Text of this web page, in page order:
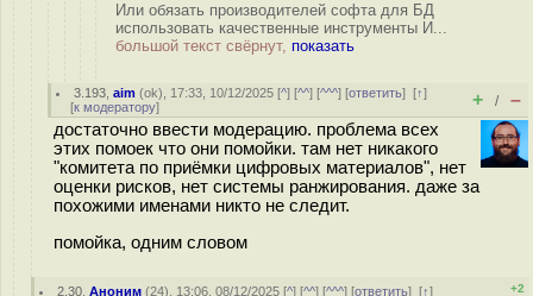
Или обязать производителей софта для БД
использовать качественные инструменты И...
большой текст свёрнут, показать
3.193 ,aim (ok), 17:33, 10/12/2025 [^] [^^] [^^^] [ответить][↑]
[к модератору] + / –
достаточно ввести модерацию. проблема всех
этих помоек что они помойки. там нет никакого
"комитета по приёмки цифровых материалов", нет
оценки рисков, нет системы ранжирования. даже за
похожими именами никто не следит.
помойка, одним словом
2.30 ,Аноним (24), 13:06, 08/12/2025 [^] [^^] [^^^] [ответить][↑] +2